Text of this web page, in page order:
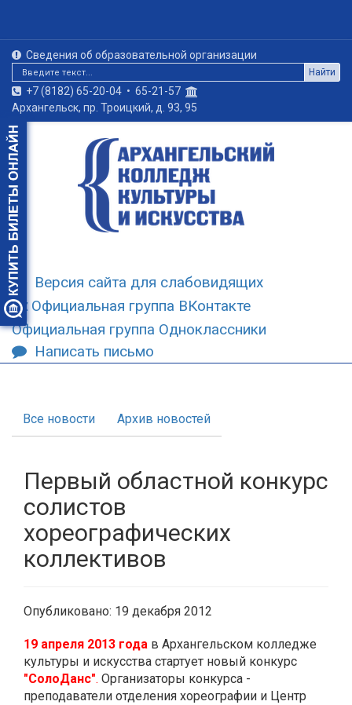
Сведения об образовательной организации
Найти
+7 (8182) 65-20-04 • 65-21-57
Архангельск, пр. Троицкий, д. 93, 95
Версия сайта для слабовидящих
Официальная группа ВКонтакте
Официальная группа Одноклассники
Написать письмо
Все новости Архив новостей
Первый областной конкурс
солистов
хореографических
коллективов
Опубликовано: 19 декабря 2012
19 апреля 2013 года в Архангельском колледже
культуры и искусства стартует новый конкурс
"СолоДанс". Организаторы конкурса -
преподаватели отделения хореографии и Центр